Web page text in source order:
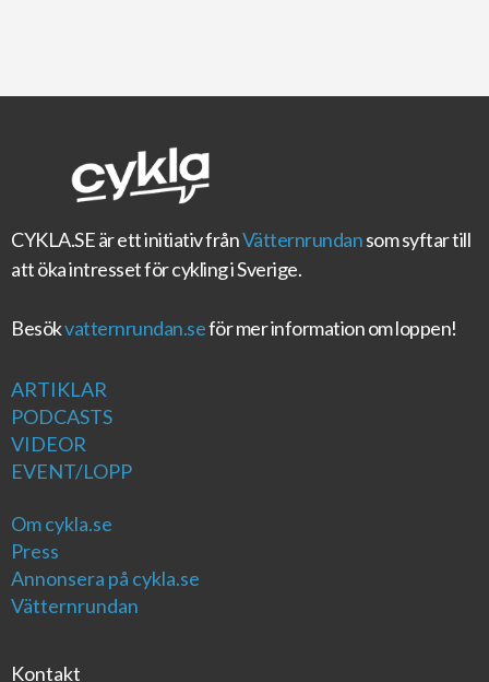
CYKLA.SEär ett initiativ frånVätternrundansom syftar till
att öka intresset för cykling i Sverige.
Besökvatternrundan.seför mer information om loppen!
ARTIKLAR
PODCASTS
VIDEOR
EVENT/LOPP
Om cykla.se
Press
Annonsera på cykla.se
Vätternrundan
Kontakt